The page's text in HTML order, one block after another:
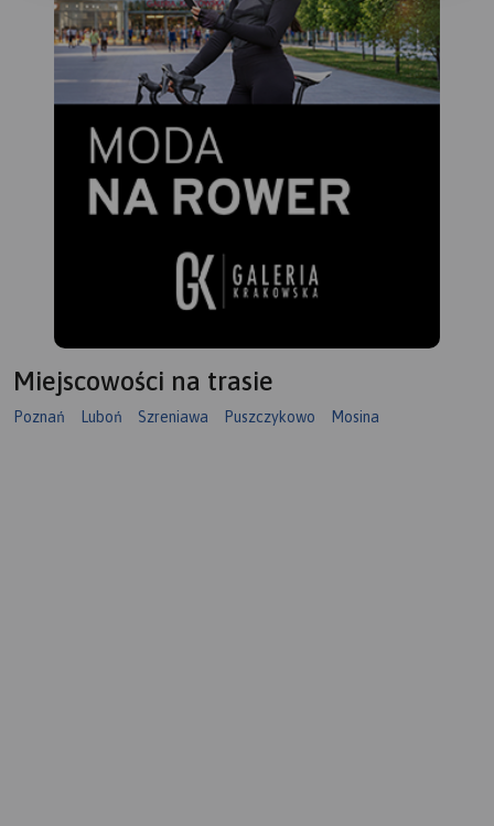
Miejscowości na trasie
Poznań Luboń Szreniawa Puszczykowo Mosina